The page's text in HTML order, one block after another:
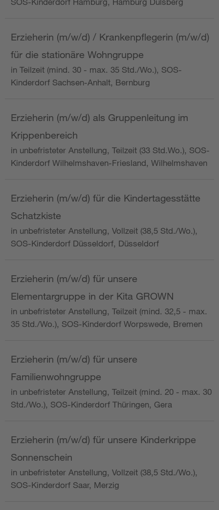
Erzieherin (m/w/d) / Krankenpflegerin (m/w/d)
für die stationäre Wohngruppe
in Teilzeit (mind. 30 - max. 35 Std./Wo.), SOS-
Kinderdorf Sachsen-Anhalt, Bernburg
Erzieherin (m/w/d) als Gruppenleitung im
Krippenbereich
in unbefristeter Anstellung, Teilzeit (33 Std.Wo.), SOS-
Kinderdorf Wilhelmshaven-Friesland, Wilhelmshaven
Erzieherin (m/w/d) für die Kindertagesstätte
Schatzkiste
in unbefristeter Anstellung, Vollzeit (38,5 Std./Wo.),
SOS-Kinderdorf Düsseldorf, Düsseldorf
Erzieherin (m/w/d) für unsere
Elementargruppe in der Kita GROWN
in unbefristeter Anstellung, Teilzeit (mind. 32,5 - max.
35 Std./Wo.), SOS-Kinderdorf Worpswede, Bremen
Erzieherin (m/w/d) für unsere
Familienwohngruppe
in unbefristeter Anstellung, Teilzeit (mind. 20 - max. 30
Std./Wo.), SOS-Kinderdorf Thüringen, Gera
Erzieherin (m/w/d) für unsere Kinderkrippe
Sonnenschein
in unbefristeter Anstellung, Vollzeit (38,5 Std./Wo.),
SOS-Kinderdorf Saar, Merzig